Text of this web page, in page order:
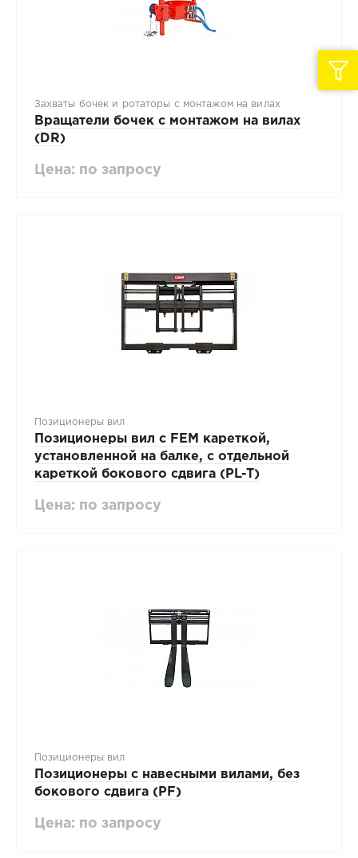
Захваты бочек и ротаторы с монтажом на вилах
Вращатели бочек с монтажом на вилах
(DR)
Цена: по запросу
Позиционеры вил
Позиционеры вил с FEM кареткой,
установленной на балке, с отдельной
кареткой бокового сдвига (PL-T)
Цена: по запросу
Позиционеры вил
Позиционеры с навесными вилами, без
бокового сдвига (PF)
Цена: по запросу